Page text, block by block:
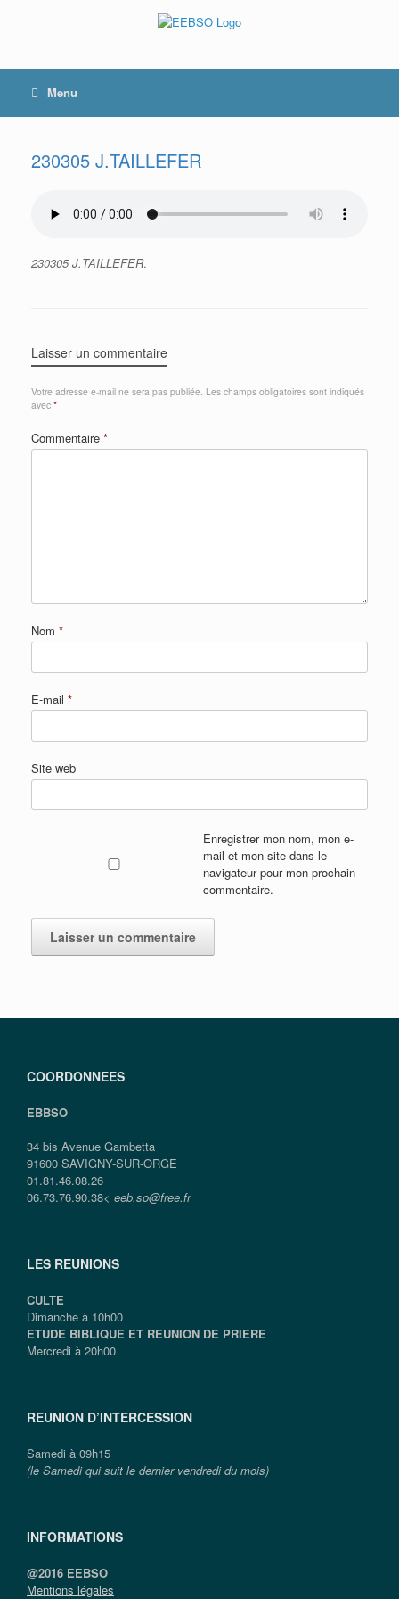
Menu
230305 J.TAILLEFER
230305 J.TAILLEFER.
Laisser un commentaire
Votre adresse e-mail ne sera pas publiée. Les champs obligatoires sont indiqués
avec *
Commentaire *
Nom *
E-mail *
Site web
Enregistrer mon nom, mon e-
mail et mon site dans le
navigateur pour mon prochain
commentaire.
COORDONNEES
EBBSO
34 bis Avenue Gambetta
91600 SAVIGNY-SUR-ORGE
01.81.46.08.26
06.73.76.90.38< eeb.so@free.fr
LES REUNIONS
CULTE
Dimanche à 10h00
ETUDE BIBLIQUE ET REUNION DE PRIERE
Mercredi à 20h00
REUNION D’INTERCESSION
Samedi à 09h15
(le Samedi qui suit le dernier vendredi du mois)
INFORMATIONS
@2016 EEBSO
Mentions légales